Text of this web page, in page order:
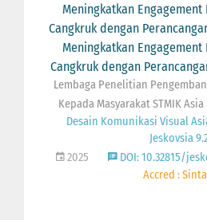
Meningkatkan
Cangkruk dengan
Meningkatkan
Cangkruk dengan
Lembaga Penelitian
Kepada Masyarakat STMIK
Desain Komunikasi Visual
Jeskovsia
2025
DOI: 10.32815/
Accred :